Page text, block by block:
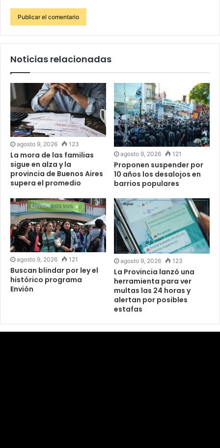
Noticias relacionadas
agosto 9, 2026 123
La mora de las familias
sigue en alza y la
provincia de Buenos Aires
supera el promedio
agosto 9, 2026 121
Proponen suspender por
10 años los desalojos en
barrios populares
agosto 9, 2026 121
Buscan blindar por ley el
histórico programa
Envión
agosto 9, 2026 123
La Provincia lanzó una
herramienta para ver
multas las 24 horas y
alertan por posibles
estafas